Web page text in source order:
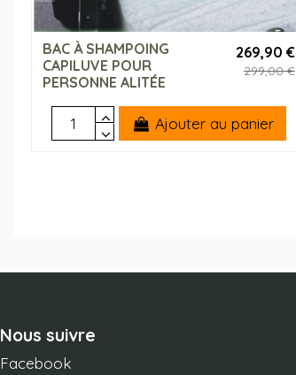
BAC À SHAMPOING
CAPILUVE POUR
PERSONNE ALITÉE
269,90 €
299,00 €
Ajouter au panier
Nous suivre
Facebook